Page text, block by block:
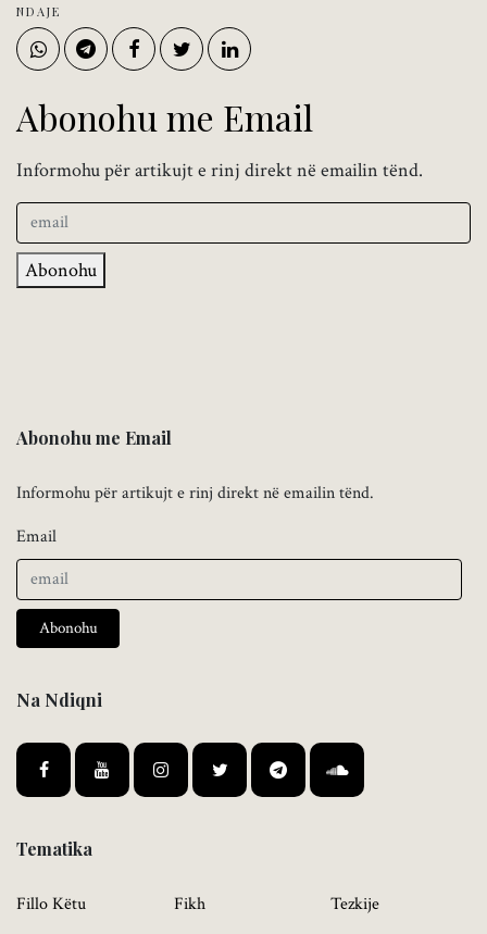
NDAJE
Abonohu me Email
Informohu për artikujt e rinj direkt në emailin tënd.
Abonohu
Abonohu me Email
Informohu për artikujt e rinj direkt në emailin tënd.
Email
Abonohu
Na Ndiqni
Tematika
Fillo Këtu
Fikh
Tezkije